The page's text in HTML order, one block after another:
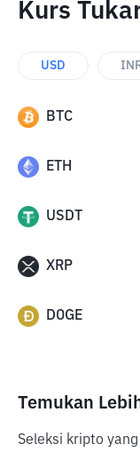
Kurs
USD
BTC
ETH
USDT
XRP
DOGE
Temukan
Seleksi kripto